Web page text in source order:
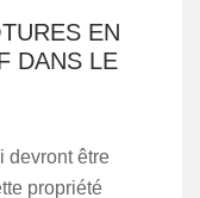
EN
DANS LE
devront être
propriété